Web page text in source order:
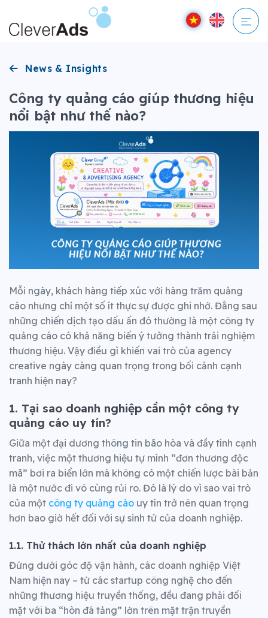
qua
nội
News & Insights
Công ty quảng cáo giúp thương hiệu
nổi bật như thế nào?
Mỗi ngày, khách hàng tiếp xúc với hàng trăm quảng
cáo nhưng chỉ một số ít thực sự được ghi nhớ. Đằng sau
những chiến dịch tạo dấu ấn đó thường là một công ty
quảng cáo có khả năng biến ý tưởng thành trải nghiệm
thương hiệu. Vậy điều gì khiến vai trò của agency
creative ngày càng quan trọng trong bối cảnh cạnh
tranh hiện nay?
1. Tại sao doanh nghiệp cần một công ty
quảng cáo uy tín?
Giữa một đại dương thông tin bão hòa và đầy tính cạnh
tranh, việc một thương hiệu tự mình “đơn thương độc
mã” bơi ra biển lớn mà không có một chiến lược bài bản
là một nước đi vô cùng rủi ro. Đó là lý do vì sao vai trò
của một công ty quảng cáo uy tín trở nên quan trọng
hơn bao giờ hết đối với sự sinh tử của doanh nghiệp.
1.1. Thử thách lớn nhất của doanh nghiệp
Đứng dưới góc độ vận hành, các doanh nghiệp Việt
Nam hiện nay – từ các startup công nghệ cho đến
những thương hiệu truyền thống, đều đang phải đối
mặt với ba “hòn đá tảng” lớn trên mặt trận truyền